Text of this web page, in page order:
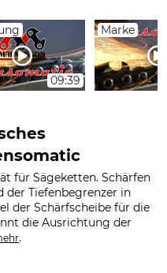
09:39
Marke
für Sägeketten. Schärfen
der Tiefenbegrenzer in
der Schärfscheibe für die
die Ausrichtung der
.